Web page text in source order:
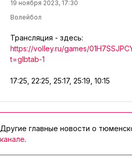
19 ноября 2023, 17:30
Волейбол
Трансляция - здесь:
https://volley.ru/games/
t=glbtab-1
17:25, 22:25, 25:17, 25:19, 10:15
Другие главные новости о
канале.